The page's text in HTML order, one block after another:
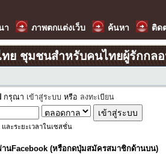
า ภาพตกแต่งเว็บ ค้นหา ติด
ย ชุมชนสำหรับคนไทยผู้รักกล
กรุณา เข้าสู่ระบบ หรือ ลงทะเบียน
ละระยะเวลาในเซสชั่น
นFacebook (หรือกดปุ่มสมัครสมาชิกด้านบน)